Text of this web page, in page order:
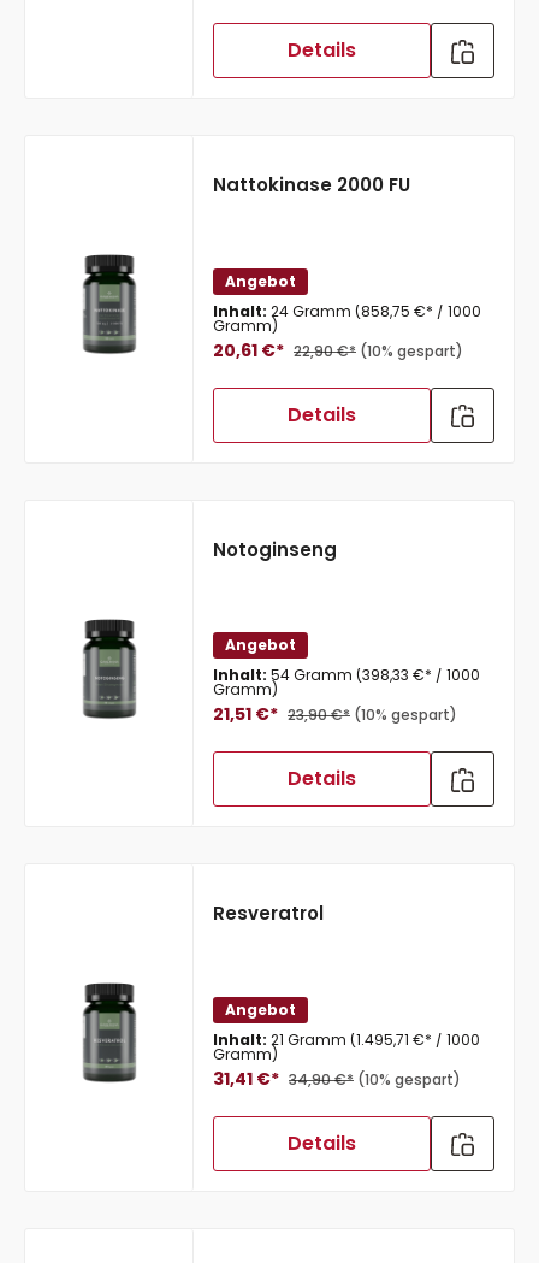
Details
Nattokinase 2000 FU
Angebot
Inhalt: 24 Gramm (858,75 €* / 1000
Gramm)
20,61 €* 22,90 €* (10% gespart)
Details
Notoginseng
Angebot
Inhalt: 54 Gramm (398,33 €* / 1000
Gramm)
21,51 €* 23,90 €* (10% gespart)
Details
Resveratrol
Angebot
Inhalt: 21 Gramm (1.495,71 €* / 1000
Gramm)
31,41 €* 34,90 €* (10% gespart)
Details